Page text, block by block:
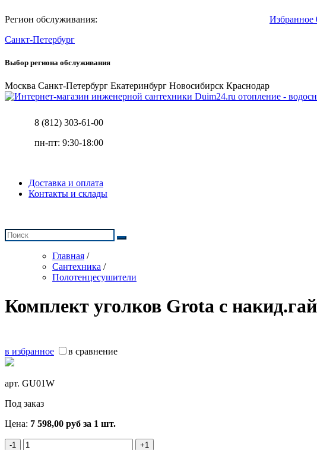
Регион обслуживания:
Санкт-Петербург
Выбор региона обслуживания
Москва Санкт-Петербург Екатеринбург Новосибирск Краснодар
Избранное
отопление -
8 (812) 303-61-00
пн-пт: 9:30-18:00
Доставка и оплата
Контакты и склады
Главная /
Сантехника /
Полотенцесушители
Комплект уголков Grota с
в избранное в сравнение
арт. GU01W
Под заказ
Цена: 7 598,00 руб за 1 шт.
-1 +1